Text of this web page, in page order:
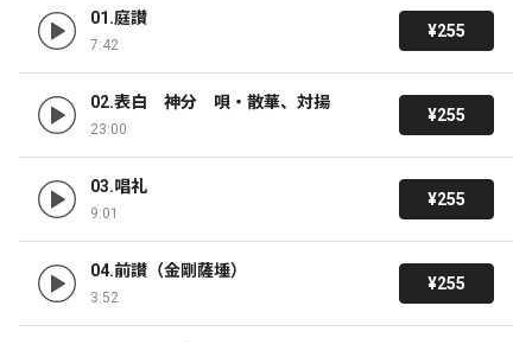
01.庭讃
7:42
¥255
02.表白　神分　唄・散華、対揚
23:00
¥255
03.唱礼
9:01
¥255
04.前讃（金剛薩埵）
3:52
¥255